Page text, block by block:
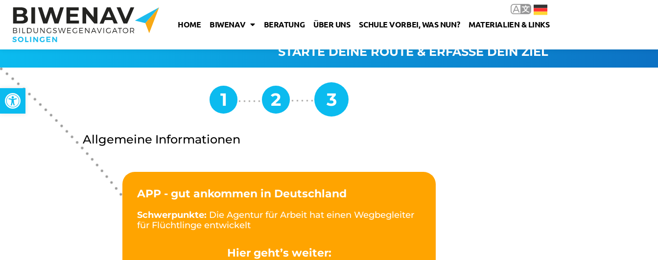
Werkzeugleiste öffnen
HOME BIWENAV BERATUNG ÜBER UNS SCHULE VORBEI, WAS NUN? MATERIALIEN & LINKS
STARTE DEINE ROUTE & ERFASSE DEIN ZIEL
Allgemeine Informationen
APP - gut ankommen in Deutschland
Schwerpunkte: Die Agentur für Arbeit hat einen Wegbegleiter
für Flüchtlinge entwickelt
Hier geht’s weiter: